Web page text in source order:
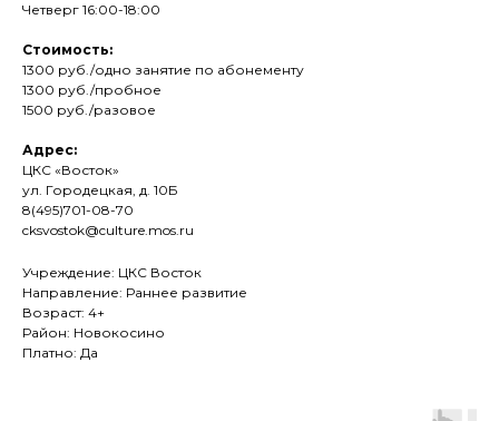
Четверг 16:00-18:00
Стоимость:
1300 руб./одно занятие по абонементу
1300 руб./пробное
1500 руб./разовое
Адрес:
ЦКС «Восток»
ул. Городецкая, д. 10Б
8(495)701-08-70
cksvostok@culture.mos.ru
Учреждение: ЦКС Восток
Направление: Раннее развитие
Возраст: 4+
Район: Новокосино
Платно: Да